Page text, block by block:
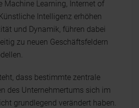
Machine Learning, Internet of
Intelligenz erhöhen
und Dynamik, führen dabei
zu neuen Geschäftsfeldern
dass bestimmte zentrale
des Unternehmertums sich im
grundlegend verändert haben.